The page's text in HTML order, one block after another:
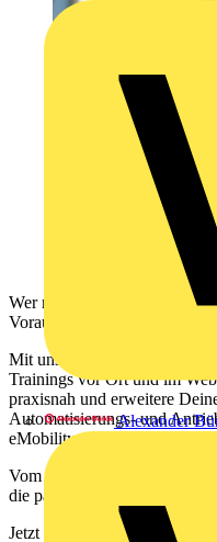
Alexander
Wer neugierig bleibt und sich
Voraussetzungen für
Mit unserem
Trainings vor Ort und im
praxisnah und erweitere
Automatisierungs- und
eMobility, KNX und
Vom Basistraining bis zur
die passenden Trainings, die
Jetzt informieren und online